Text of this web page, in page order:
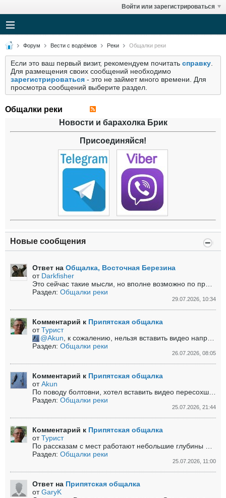
Войти или зарегистрироваться
Форум Вести с водоёмов Реки Общалки реки
Если это ваш первый визит, рекомендуем почитать справку
Для размещения своих сообщений необходимо
зарегистрироваться - это не займет много времени. Для
просмотра сообщений выберите раздел.
Общалки реки
Новости и барахолка Брик
Присоединяйся!
Новые сообщения
Ответ на Общалка, Восточная Березина
от Darkfisher
Раздел: Общалки реки
29.07.2026, 10:34
Комментарий к Припятская общалка
отТурист
Akun , к сожалению, нельзя вставить видео напрямую, только через ссылку....
Раздел: Общалки реки
26.07.2026, 08:05
Комментарий к Припятская общалка
отAkun
Раздел: Общалки реки
25.07.2026, 21:44
Комментарий к Припятская общалка
отТурист
Раздел: Общалки реки
25.07.2026, 11:00
Ответ на Припятская общалка
отGaryK